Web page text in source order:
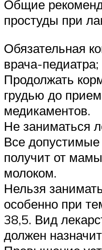
Общие
простуды при
Обязательная
врача-педиатра;
Продолжать
грудью до
медикаментов.
Не заниматься
Все
получит от
молоком.
Нельзя
особенно при
38,5. Вид
должен